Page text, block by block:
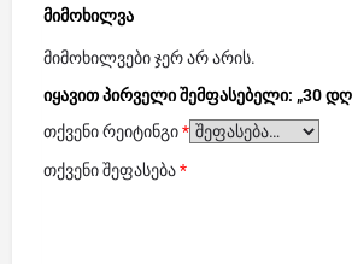
მიმოხილვა
მიმოხილვები ჯერ არ არის.
იყავით პირველი შემფასებელი: „30
თქვენი რეიტინგი*
თქვენი შეფასება*